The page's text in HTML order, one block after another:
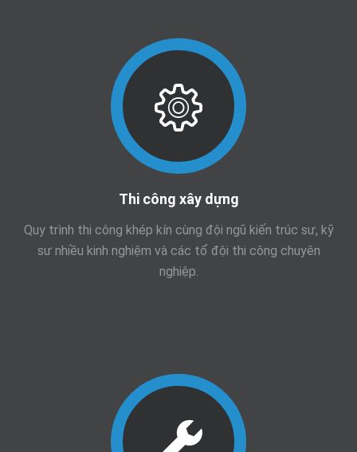
Thi công xây dựng
Quy trình thi công khép kín cùng đội ngũ kiến trúc sư, kỹ
sư nhiều kinh nghiệm và các tổ đội thi công chuyên
nghiệp.